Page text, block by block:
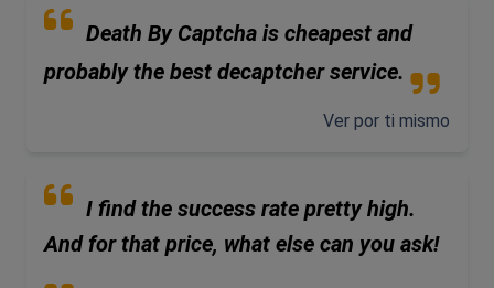
Death By Captcha is cheapest and
probably the best decaptcher service.
Ver por ti mismo
I find the success rate pretty high.
And for that price, what else can you ask!